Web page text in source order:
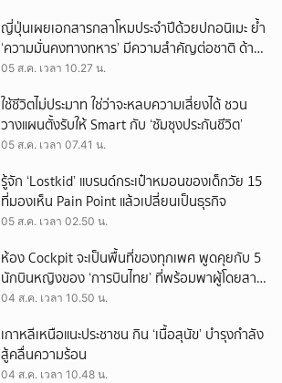
ญี่ปุ่นเผยเอกสารกลาโหมประจำปีด้วยปกอนิเมะ ย้ำ
‘ความมั่นคงทางทหาร’ มีความสำคัญต่อชาติ ด้าน
จีนเตือน ขออย่าซ้ำรอยประวัติศาสตร์
05 ส.ค. เวลา 10.27 น.
ใช้ชีวิตไม่ประมาท ใช่ว่าจะหลบความเสี่ยงได้ ชวน
วางแผนตั้งรับให้ Smart กับ ‘ซัมซุงประกันชีวิต’
05 ส.ค. เวลา 07.41 น.
รู้จัก ‘Lostkid’ แบรนด์กระเป๋าหมอนของเด็กวัย 15
ที่มองเห็น Pain Point แล้วเปลี่ยนเป็นธุรกิจ
05 ส.ค. เวลา 02.50 น.
ห้อง Cockpit จะเป็นพื้นที่ของทุกเพศ พูดคุยกับ 5
นักบินหญิงของ ‘การบินไทย’ ที่พร้อมพาผู้โดยสาร
บินไปทั่วโลก
04 ส.ค. เวลา 10.50 น.
เกาหลีเหนือแนะประชาชน กิน ‘เนื้อสุนัข’ บำรุงกำลัง
สู้คลื่นความร้อน
04 ส.ค. เวลา 10.48 น.